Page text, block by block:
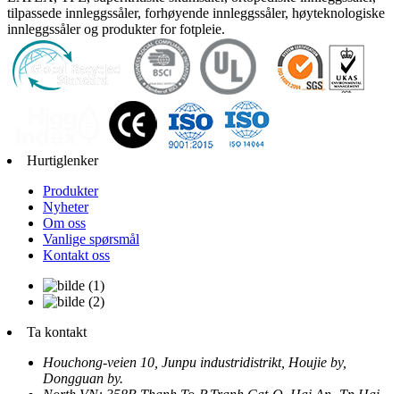
tilpassede innleggssåler, forhøyende innleggssåler, høyteknologiske
innleggssåler og produkter for fotpleie.
Hurtiglenker
Produkter
Nyheter
Om oss
Vanlige spørsmål
Kontakt oss
Ta kontakt
Houchong-veien 10, Junpu industridistrikt, Houjie by,
Dongguan by.